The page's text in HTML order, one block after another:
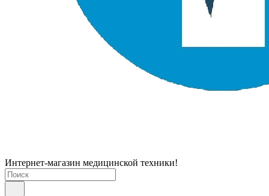
Интернет-магазин медицинской техники!